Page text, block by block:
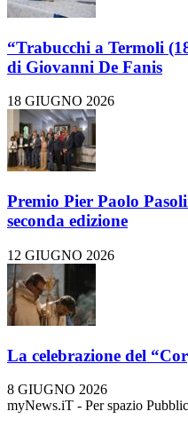
“Trabucchi a Termoli
di Giovanni De Fanis
18 GIUGNO 2026
Premio Pier Paolo
seconda edizione
12 GIUGNO 2026
La celebrazione del
8 GIUGNO 2026
myNews.iT - Per spazio